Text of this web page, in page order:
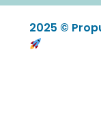
2025 ©